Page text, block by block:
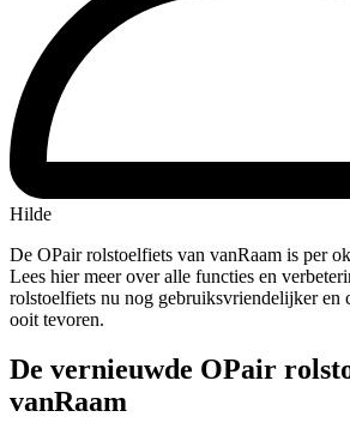
Hilde
De OPair rolstoelfiets van vanRaam is per
Lees hier meer over alle functies en
rolstoelfiets nu nog gebruiksvriendelijker en
ooit tevoren.
De vernieuwde OPair
vanRaam